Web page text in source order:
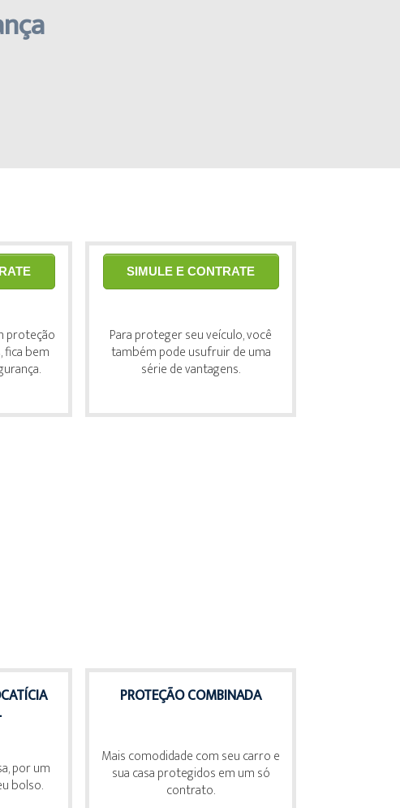
proteção
fica bem
Para proteger seu veículo, você
também pode usufruir de uma
série de vantagens.
SIMULE E CONTRATE
por um
bolso.
PROTEÇÃO COMBINADA
Mais comodidade com seu carro e
sua casa protegidos em um só
contrato.